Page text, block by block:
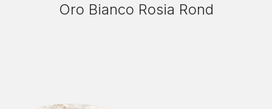
Oro Bianco Rosia Rond